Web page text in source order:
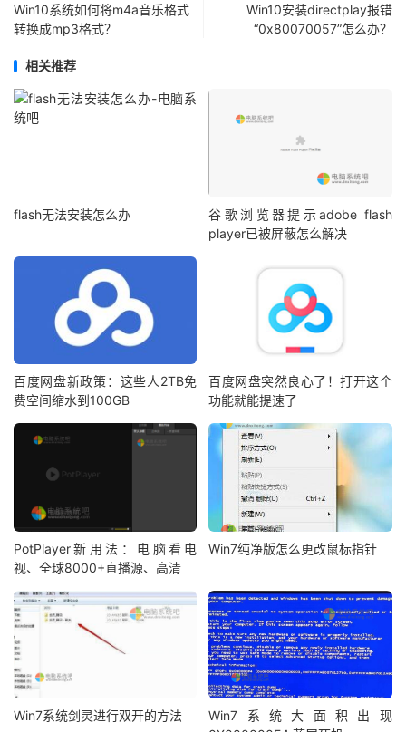
Win10系统如何将m4a音乐格式
转换成mp3格式？
Win10安装directplay报错
“0x80070057”怎么办？
相关推荐
flash无法安装怎么办
谷歌浏览器提示adobe flash
player已被屏蔽怎么解决
百度网盘新政策：这些人2TB免
费空间缩水到100GB
百度网盘突然良心了！打开这个
功能就能提速了
PotPlayer新用法：电脑看电
视、全球8000+直播源、高清
Win7纯净版怎么更改鼠标指针
Win7系统剑灵进行双开的方法
Win7系统大面积出现